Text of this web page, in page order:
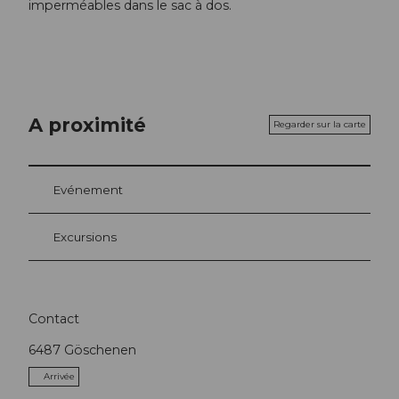
imperméables dans le sac à dos.
A proximité Regarder sur la carte
Evénement
Excursions
Contact
6487 Göschenen
Arrivée